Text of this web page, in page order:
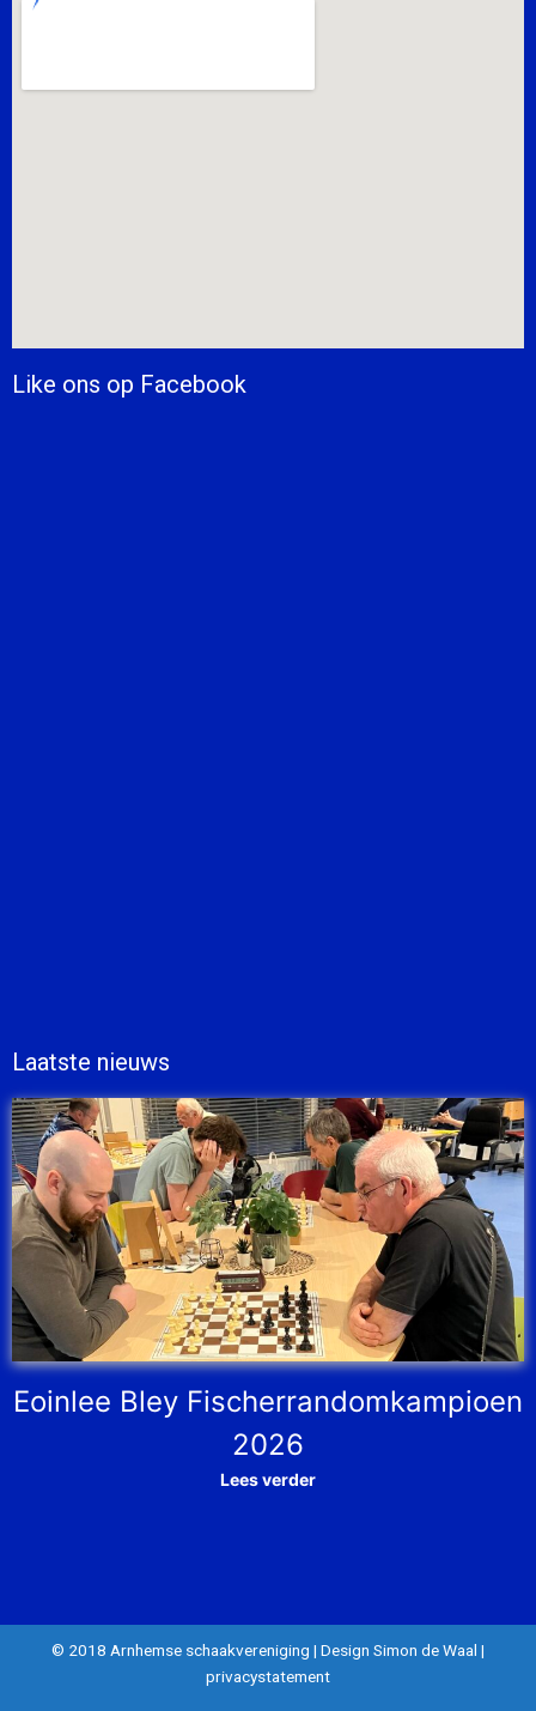
Like ons op Facebook
Laatste nieuws
Eoinlee Bley Fischerrandomkampioen
2026
Lees verder
© 2018 Arnhemse schaakvereniging | Design Simon de Waal |
privacystatement